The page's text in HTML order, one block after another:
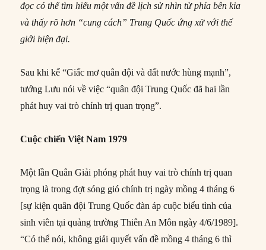
đọc có thể tìm hiểu một vấn đề lịch sử nhìn từ phía bên kia
và thấy rõ hơn “cung cách” Trung Quốc ứng xử với thế
giới hiện đại.
Sau khi kể “Giấc mơ quân đội và đất nước hùng mạnh”,
tướng Lưu nói về việc “quân đội Trung Quốc đã hai lần
phát huy vai trò chính trị quan trọng”.
Cuộc chiến Việt Nam 1979
Một lần Quân Giải phóng phát huy vai trò chính trị quan
trọng là trong đợt sóng gió chính trị ngày mồng 4 tháng 6
[sự kiện quân đội Trung Quốc đàn áp cuộc biểu tình của
sinh viên tại quảng trường Thiên An Môn ngày 4/6/1989].
“Có thể nói, không giải quyết vấn đề mồng 4 tháng 6 thì